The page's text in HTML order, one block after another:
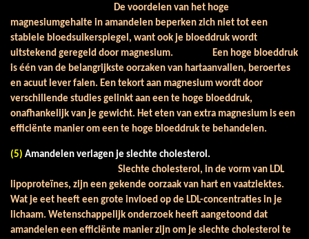
De voordelen van het hoge
magnesiumgehalte in amandelen beperken zich niet tot een
stabiele bloedsuikerspiegel, want ook je bloeddruk wordt
uitstekend geregeld door magnesium. Een hoge bloeddruk
is één van de belangrijkste oorzaken van hartaanvallen, beroertes
en acuut lever falen. Een tekort aan magnesium wordt door
verschillende studies gelinkt aan een te hoge bloeddruk,
onafhankelijk van je gewicht. Het eten van extra magnesium is een
efficiënte manier om een te hoge bloeddruk te behandelen.
(5) Amandelen verlagen je slechte cholesterol.
Slechte cholesterol, in de vorm van LDL
lipoproteïnes, zijn een gekende oorzaak van hart en vaatziektes.
Wat je eet heeft een grote invloed op de LDL-concentraties in je
lichaam. Wetenschappelijk onderzoek heeft aangetoond dat
amandelen een efficiënte manier zijn om je slechte cholesterol te